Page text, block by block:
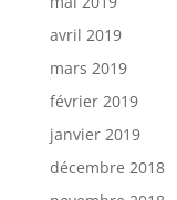
avril 2019
mars 2019
février 2019
janvier 2019
décembre 2018